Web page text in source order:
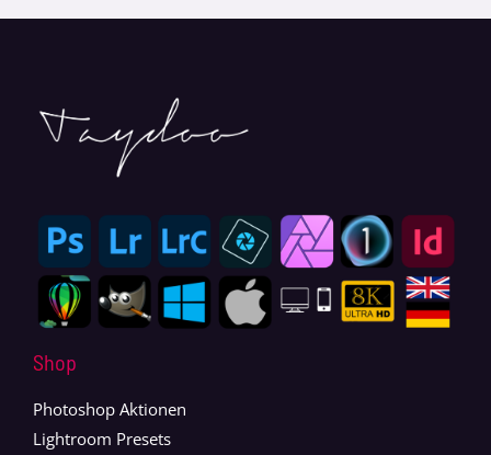
Shop
Photoshop Aktionen
Lightroom Presets